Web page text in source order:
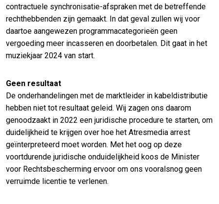
contractuele synchronisatie-afspraken met de betreffende
rechthebbenden zijn gemaakt. In dat geval zullen wij voor
daartoe aangewezen programmacategorieën geen
vergoeding meer incasseren en doorbetalen. Dit gaat in het
muziekjaar 2024 van start.
Geen resultaat
De onderhandelingen met de marktleider in kabeldistributie
hebben niet tot resultaat geleid. Wij zagen ons daarom
genoodzaakt in 2022 een juridische procedure te starten, om
duidelijkheid te krijgen over hoe het Atresmedia arrest
geïnterpreteerd moet worden. Met het oog op deze
voortdurende juridische onduidelijkheid koos de Minister
voor Rechtsbescherming ervoor om ons vooralsnog geen
verruimde licentie te verlenen.